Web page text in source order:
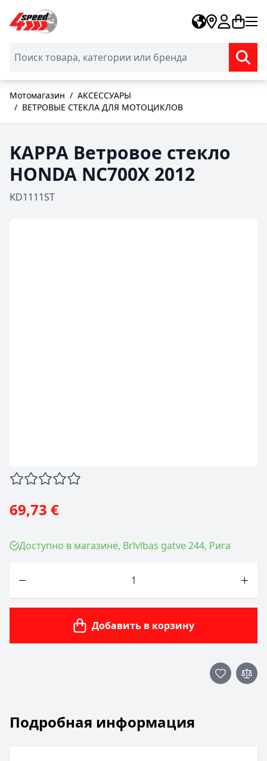
Skip to Content
Мотомагазин / АКСЕССУАРЫ
/ ВЕТРОВЫЕ СТЕКЛА ДЛЯ МОТОЦИКЛОВ
KAPPA Ветровое стекло
HONDA NC700X 2012
KD1111ST
69,73 €
Доступно в магазине, Brīvības gatve 244, Рига
Добавить в корзину
Подробная информация